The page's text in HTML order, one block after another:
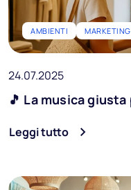
AMBIENTI
24.07.2025
🎵 La musica
Leggi tutto